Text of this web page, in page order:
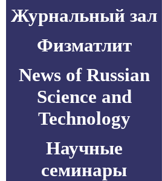
Журнальный зал
Физматлит
News of Russian
Science and
Technology
Научные
семинары